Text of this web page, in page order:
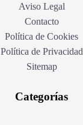
Aviso Legal
Contacto
Política de Cookies
Política de Privacidad
Sitemap
Categorías